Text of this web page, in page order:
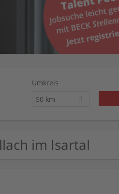
Umkreis
50 km
im Isartal